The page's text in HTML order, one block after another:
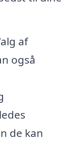
af
også
de kan